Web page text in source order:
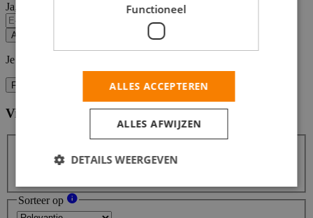
Ja, email mij de nieuwste vacatures van deze zoekopdracht!
Alert opslaan
Je kunt vacature-alerts op elk moment uitzetten.
Filters
Vind hier de baan die bij jou past Filters
Sorteer op
Functioneel
ALLES ACCEPTEREN
ALLES AFWIJZEN
DETAILS WEERGEVEN